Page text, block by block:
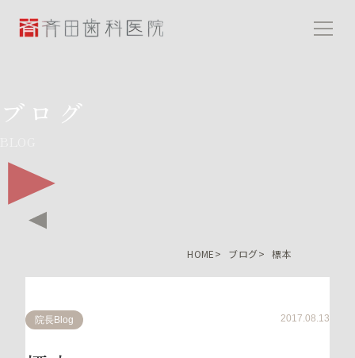
斉田歯科医院
ブログ
HOME ブログ 標本
院長Blog 2017.08.13